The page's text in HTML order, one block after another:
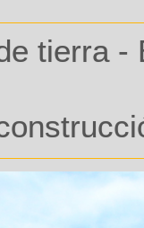
tierra -